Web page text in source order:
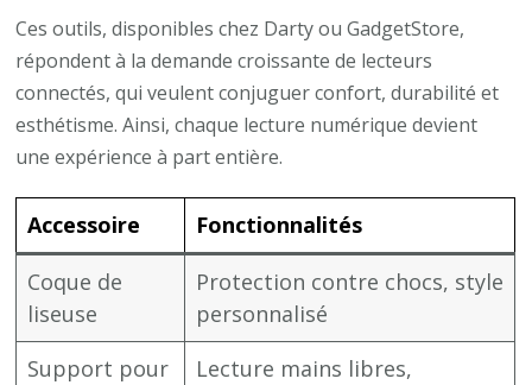
Ces outils, disponibles chez Darty ou GadgetStore,
répondent à la demande croissante de lecteurs
connectés, qui veulent conjuguer confort, durabilité et
esthétisme. Ainsi, chaque lecture numérique devient
une expérience à part entière.
Accessoire
Fonctionnalités
Coque de
liseuse
Protection contre chocs, style
personnalisé
Support pour
Lecture mains libres,